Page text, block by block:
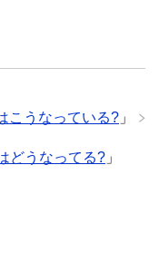
こうなっている? 」
どうなってる? 」